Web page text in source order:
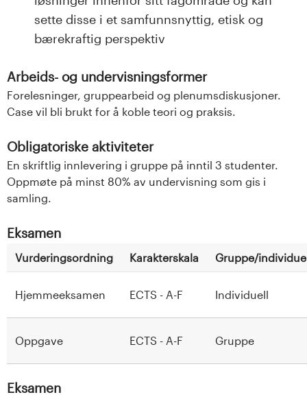
sette disse i et samfunnsnyttig, etisk og
bærekraftig perspektiv
Arbeids- og undervisningsformer
Forelesninger, gruppearbeid og plenumsdiskusjoner.
Case vil bli brukt for å koble teori og praksis.
Obligatoriske aktiviteter
En skriftlig innlevering i gruppe på inntil 3 studenter.
Oppmøte på minst 80% av undervisning som gis i
samling.
Eksamen
Vurderingsordning Karakterskala Gruppe/
Hjemmeeksamen ECTS - A-F Individuell
Oppgave ECTS - A-F Gruppe
Eksamen